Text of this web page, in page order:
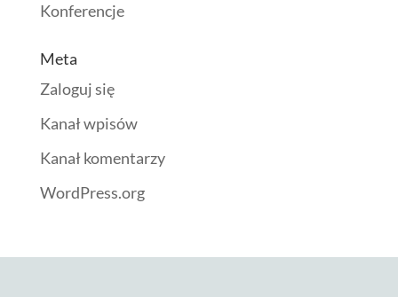
Konferencje
Meta
Zaloguj się
Kanał wpisów
Kanał komentarzy
WordPress.org